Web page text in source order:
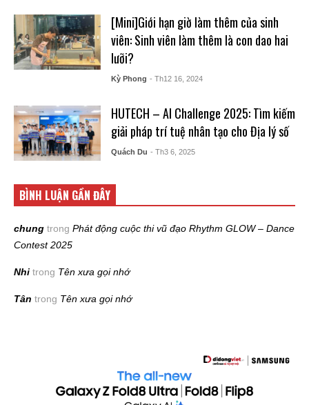
[Mini]Giới hạn giờ làm thêm của sinh
viên: Sinh viên làm thêm là con dao hai
lưỡi?
Kỳ Phong - Th12 16, 2024
HUTECH – AI Challenge 2025: Tìm kiếm
giải pháp trí tuệ nhân tạo cho Địa lý số
Quách Du - Th3 6, 2025
BÌNH LUẬN GẦN ĐÂY
chung trong Phát động cuộc thi vũ đạo Rhythm GLOW – Dance
Contest 2025
Nhi trong Tên xưa gọi nhớ
Tân trong Tên xưa gọi nhớ